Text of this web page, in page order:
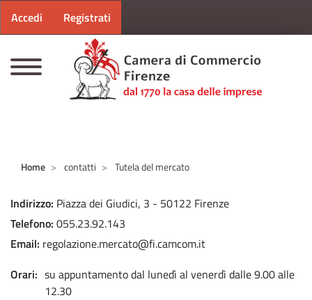
Menu profilo utente
Accedi Registrati
Home contatti Tutela del mercato
Indirizzo Piazza dei Giudici, 3 - 50122 Firenze
Telefono 055.23.92.143
Email regolazione.mercato@fi.camcom.it
Orari
su appuntamento dal lunedì al venerdì dalle 9.00 alle
12.30